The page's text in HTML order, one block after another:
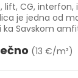
lift, CG,
je jedna od
Savskom
(13 €/m²)